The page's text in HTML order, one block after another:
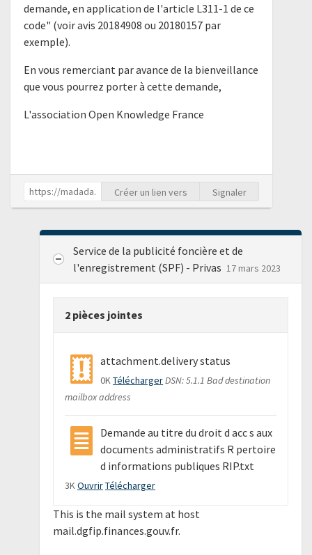
demande, en application de l'article L311-1 de ce
code" (voir avis 20184908 ou 20180157 par
exemple).
En vous remerciant par avance de la bienveillance
que vous pourrez porter à cette demande,
L'association Open Knowledge France
Créer un lien vers Signaler
Service de la publicité foncière et de
l'enregistrement (SPF) - Privas 17 mars 2023
2 pièces jointes
attachment.delivery status
0KTéléchargerDSN: 5.1.1 Bad destination
mailbox address
Demande au titre du droit d acc s aux
documents administratifs R pertoire
d informations publiques RIP.txt
3K OuvrirTélécharger
This is the mail system at host
mail.dgfip.finances.gouv.fr.